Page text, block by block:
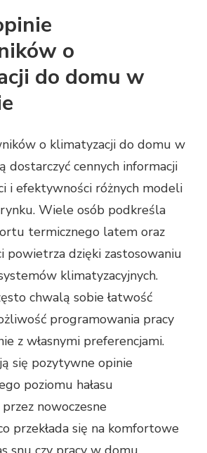
o
do domu w
o klimatyzacji do domu w
dostarczyć cennych informacji
i efektywności różnych modeli
Wiele osób podkreśla
termicznego latem oraz
powietrza dzięki zastosowaniu
klimatyzacyjnych.
chwalą sobie łatwość
programowania pracy
z własnymi preferencjami.
się pozytywne opinie
poziomu hałasu
nowoczesne
przekłada się na komfortowe